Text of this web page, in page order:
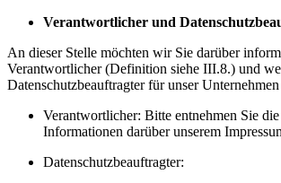
Verantwortlicher und
An dieser Stelle möchten wir Sie darüber
Verantwortlicher (Definition siehe III.8.) und
Datenschutzbeauftragter für unser
Verantwortlicher: Bitte entnehmen Sie
Informationen darüber unserem
Datenschutzbeauftragter: